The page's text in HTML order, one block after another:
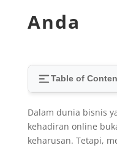
Anda
Table of
Dalam dunia bisnis
kehadiran online
keharusan. Tetapi,